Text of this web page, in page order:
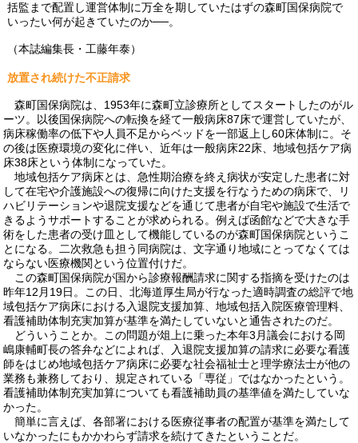
括監まで配置し運営体制に万全を期していたはずの森町国保病院で
いったい何が起きていたのか──。
（本誌編集長・工藤年泰）
放置され続けた不正請求
森町国保病院は、1953年に森町立診療所としてスタートしたのがル
ーツ。以後国保病院への転換を経て一般病床87床で運営していたが、
病床稼働率の低下や人員不足からベッドを一部返上し60床体制に。そ
の後は医療環境の変化に伴い、近年は一般病床22床、地域包括ケア病
床38床という体制になっていた。
地域包括ケア病床とは、急性期治療を終え病状が安定した患者に対
して在宅や介護施設への復帰に向けた支援を行なうための病床で、リ
ハビリテーションや退院支援などを通じて患者が自宅や施設で生活で
きるようサポートすることが求められる。例えば函館などで大きな手
術をした患者の受け皿として機能しているのが森町国保病院というこ
とになる。二次救急も担う同病院は、文字通り地域にとってなくては
ならない医療機関という位置付けだ。
この森町国保病院が国から診療報酬請求に関する指摘を受けたのは
昨年12月19日。この日、北海道厚生局が行なった適時調査の総評で地
域包括ケア病床における入退院支援加算、地域包括入院医療管理料、
看護補助体制充実加算が基準を満たしていないと通告されたのだ。
どういうことか。この問題が俎上に乗った本年3月議会における岡
嶋康輔町長の答弁などによれば、入退院支援加算の請求に必要な看護
師をはじめ地域包括ケア病床に必要な社会福祉士と理学療法士が他の
業務も兼務しており、規定されている「専従」ではなかったという。
看護補助体制充実加算についても看護補助員の基準値を満たしていな
かった。
簡単に言えば、各部署における医療従事者の配置が基準を満たして
いなかったにもかかわらず請求を続けてきたということだ。